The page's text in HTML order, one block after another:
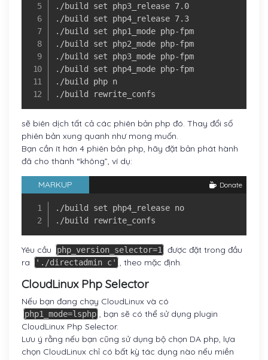
./build set php3_release 7.0
./build set php4_release 7.3
./build set php1_mode php-fpm
./build set php2_mode php-fpm
./build set php3_mode php-fpm
./build set php4_mode php-fpm
./build php n
./build rewrite_confs
sẽ biên dịch tất cả các phiên bản php đó. Thay đổi số
phiên bản xung quanh như mong muốn.
Bạn cần ít hơn 4 phiên bản php, hãy đặt bản phát hành
đã cho thành “không”, ví dụ:
MARKUP Donate
./build set php4_release no
./build rewrite_confs
Yêu cầu php_version_selector=1
được đặt trong đầu
ra
'./directadmin c' , theo mặc định.
CloudLinux Php Selector
Nếu bạn đang chạy CloudLinux và có
php1_mode=lsphp , bạn sẽ có thể sử dụng plugin
CloudLinux Php Selector.
Lưu ý rằng nếu bạn cũng sử dụng bộ chọn DA php, lựa
chọn CloudLinux chỉ có bất kỳ tác dụng nào nếu miền